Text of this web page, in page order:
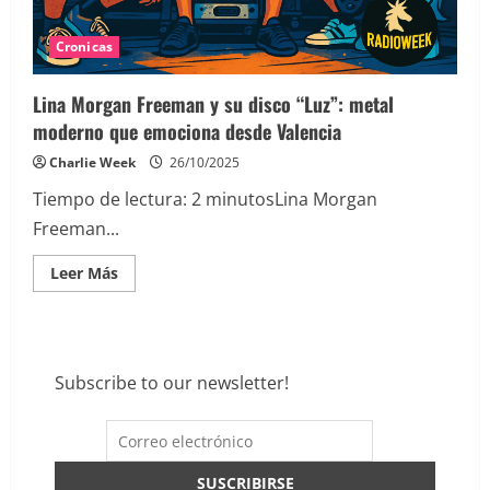
Cronicas
Lina Morgan Freeman y su disco “Luz”: metal
moderno que emociona desde Valencia
Charlie Week 26/10/2025
Tiempo de lectura: 2 minutosLina Morgan
Freeman...
Leer MásLeer
más
y
su
“Luz”:
metal
moderno
Subscribe to our newsletter!